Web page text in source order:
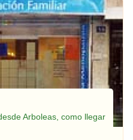
Arboleas, como llegar